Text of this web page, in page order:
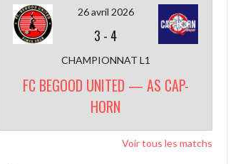
26 avril 2026
3 - 4
CHAMPIONNAT L1
FC BEGOOD UNITED — AS CAP-
HORN
Voir tous les matchs